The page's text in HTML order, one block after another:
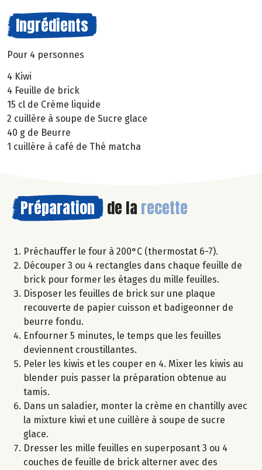
Ingrédients
Pour 4 personnes
4 Kiwi
4 Feuille de brick
15 cl de Crème liquide
2 cuillère à soupe de Sucre glace
40 g de Beurre
1 cuillère à café de Thé matcha
Préparation de la recette
Préchauffer le four à 200°C (thermostat 6-7).
Découper 3 ou 4 rectangles dans chaque feuille de
brick pour former les étages du mille feuilles.
Disposer les feuilles de brick sur une plaque
recouverte de papier cuisson et badigeonner de
beurre fondu.
Enfourner 5 minutes, le temps que les feuilles
deviennent croustillantes.
Peler les kiwis et les couper en 4. Mixer les kiwis au
blender puis passer la préparation obtenue au
tamis.
Dans un saladier, monter la crème en chantilly avec
la mixture kiwi et une cuillère à soupe de sucre
glace.
Dresser les mille feuilles en superposant 3 ou 4
couches de feuille de brick alterner avec des